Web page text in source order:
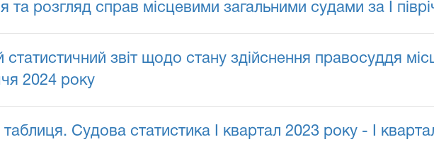
та розгляд справ місцевими загальними судами за I
звіт щодо стану здійснення правосуддя
2024 року
таблиця. Судова статистика І квартал 2023 року - І